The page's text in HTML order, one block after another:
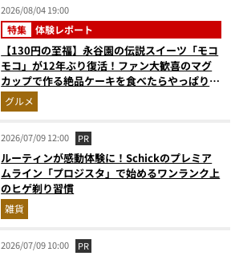
2026/08/04 19:00
特集 体験レポート
【130円の至福】永谷園の伝説スイーツ「モコ
モコ」が12年ぶり復活！ファン大歓喜のマグ
カップで作る絶品ケーキを食べたらやっぱり最
高にウマかった
グルメ
2026/07/09 12:00 PR
ルーティンが感動体験に！Schickのプレミア
ムライン「プロジスタ」で始めるワンランク上
のヒゲ剃り習慣
雑貨
2026/07/09 10:00 PR